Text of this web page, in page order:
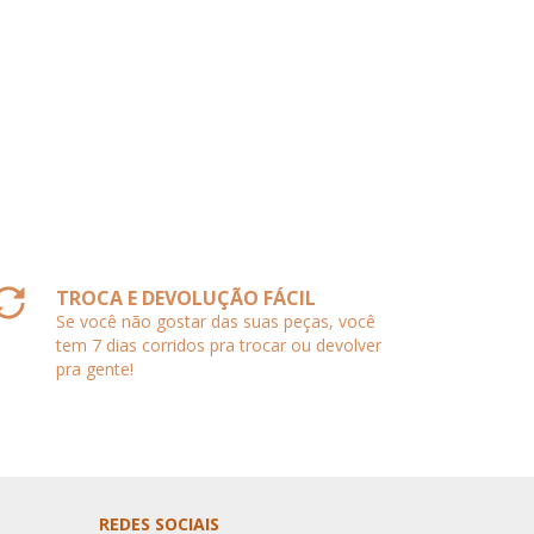
TROCA E DEVOLUÇÃO FÁCIL
Se você não gostar das suas peças, você
tem 7 dias corridos pra trocar ou devolver
pra gente!
REDES SOCIAIS